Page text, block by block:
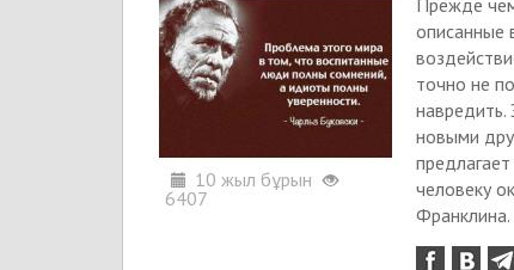
10 жыл бұрын
6407
описанные
точно не
навредить.
новыми
человеку
Франклина.